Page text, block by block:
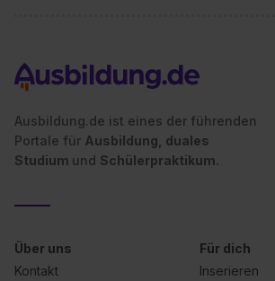
Ausbildung.de ist eines der führenden
Portale für Ausbildung, duales
Studium und Schülerpraktikum.
Über uns
Kontakt
Für dich
Inserieren